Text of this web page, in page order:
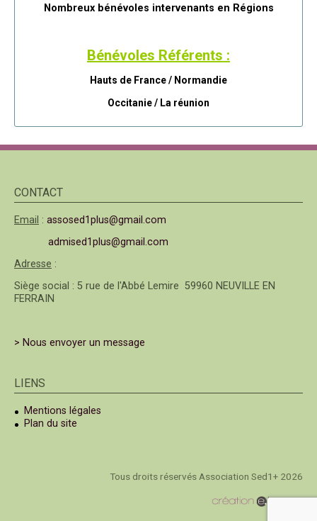
Nombreux bénévoles intervenants en Régions
Bénévoles Référents :
Hauts de France / Normandie
Occitanie / La réunion
CONTACT
Email : assosed1plus@gmail.com
admised1plus@gmail.com
Adresse :
Siège social : 5 rue de l'Abbé Lemire 59960 NEUVILLE EN
FERRAIN
> Nous envoyer un message
LIENS
Mentions légales
Plan du site
Tous droits réservés Association Sed1+ 2026